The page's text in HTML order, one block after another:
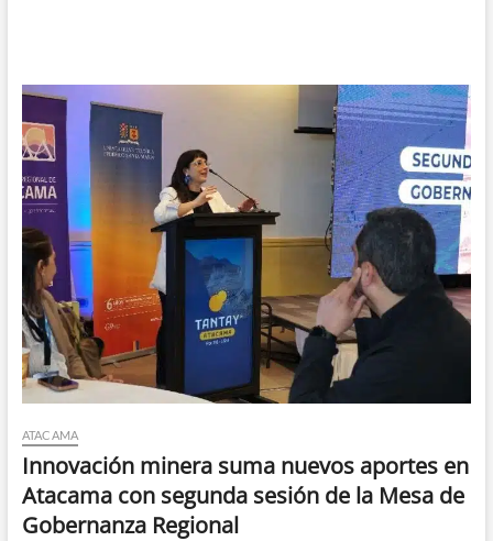
ATACAMA
Innovación minera suma nuevos aportes en
Atacama con segunda sesión de la Mesa de
Gobernanza Regional